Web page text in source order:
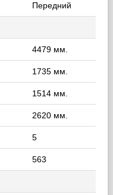
Передний
4479 мм.
1735 мм.
1514 мм.
2620 мм.
5
563